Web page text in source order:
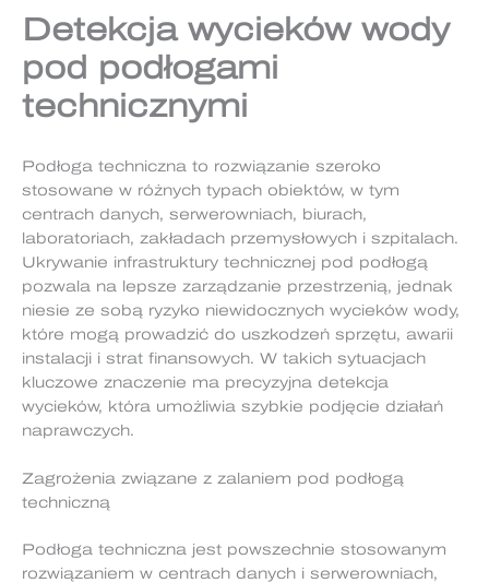
Detekcja wycieków wody
pod podłogami
technicznymi
Podłoga techniczna to rozwiązanie szeroko
stosowane w różnych typach obiektów, w tym
centrach danych, serwerowniach, biurach,
laboratoriach, zakładach przemysłowych i szpitalach.
Ukrywanie infrastruktury technicznej pod podłogą
pozwala na lepsze zarządzanie przestrzenią, jednak
niesie ze sobą ryzyko niewidocznych wycieków wody,
które mogą prowadzić do uszkodzeń sprzętu, awarii
instalacji i strat finansowych. W takich sytuacjach
kluczowe znaczenie ma precyzyjna detekcja
wycieków, która umożliwia szybkie podjęcie działań
naprawczych.
Zagrożenia związane z zalaniem pod podłogą
techniczną
Podłoga techniczna jest powszechnie stosowanym
rozwiązaniem w centrach danych i serwerowniach,